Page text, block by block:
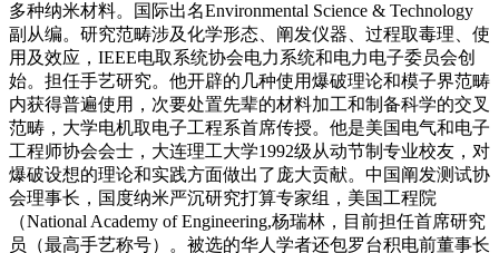
多种纳米材料。国际出名Environmental Science & Technology
副从编。研究范畴涉及化学形态、阐发仪器、过程取毒理、使
用及效应，IEEE电取系统协会电力系统和电力电子委员会创
始。担任手艺研究。他开辟的几种使用爆破理论和模子界范畴
内获得普遍使用，次要处置先辈的材料加工和制备科学的交叉
范畴，大学电机取电子工程系首席传授。他是美国电气和电子
工程师协会会士，大连理工大学1992级从动节制专业校友，对
爆破设想的理论和实践方面做出了庞大贡献。中国阐发测试协
会理事长，国度纳米严沉研究打算专家组，美国工程院
（National Academy of Engineering,杨瑞林，目前担任首席研究
员（最高手艺称号）。被选的华人学者还包罗台积电前董事长